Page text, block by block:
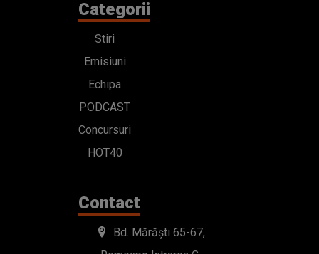
Categorii
Stiri
Emisiuni
Echipa
PODCAST
Concursuri
HOT40
Contact
Bd. Mărăști 65-67,